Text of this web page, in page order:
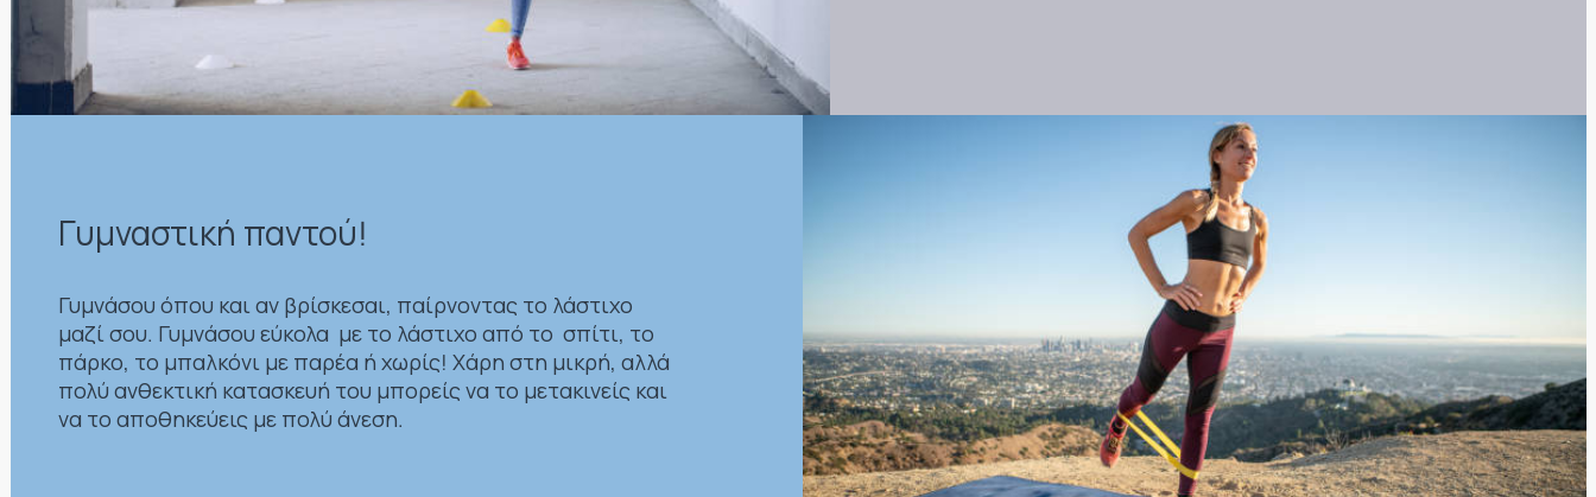
Γυμναστική παντού!
Γυμνάσου όπου και αν βρίσκεσαι, παίρνοντας το λάστιχο
μαζί σου. Γυμνάσου εύκολα με το λάστιχο από το σπίτι, το
πάρκο, το μπαλκόνι με παρέα ή χωρίς! Χάρη στη μικρή, αλλά
πολύ ανθεκτική κατασκευή του μπορείς να το μετακινείς και
να το αποθηκεύεις με πολύ άνεση.